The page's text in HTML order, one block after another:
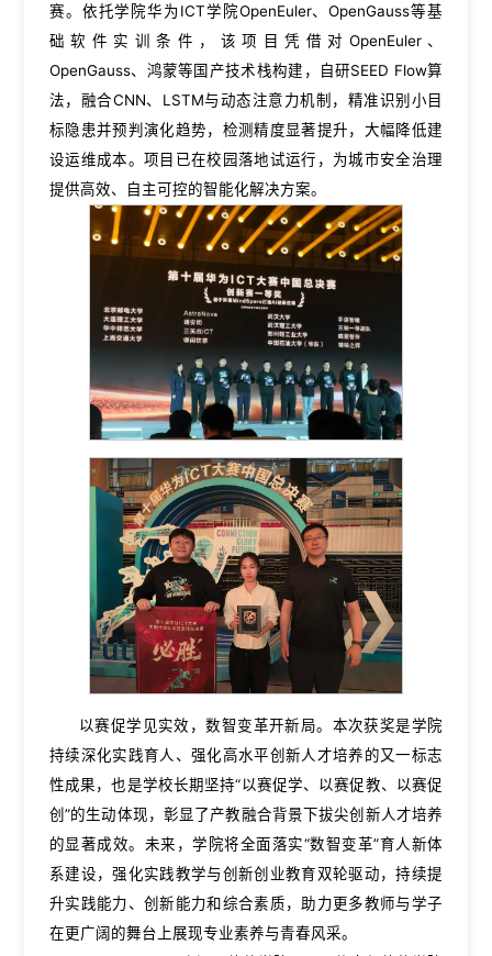
赛。依托学院华为ICT学院OpenEuler、OpenGauss等基
础软件实训条件，该项目凭借对OpenEuler、
OpenGauss、鸿蒙等国产技术栈构建，自研SEED Flow算
法，融合CNN、LSTM与动态注意力机制，精准识别小目
标隐患并预判演化趋势，检测精度显著提升，大幅降低建
设运维成本。项目已在校园落地试运行，为城市安全治理
提供高效、自主可控的智能化解决方案。
以赛促学见实效，数智变革开新局。本次获奖是学院
持续深化实践育人、强化高水平创新人才培养的又一标志
性成果，也是学校长期坚持“以赛促学、以赛促教、以赛促
创”的生动体现，彰显了产教融合背景下拔尖创新人才培养
的显著成效。未来，学院将全面落实“数智变革”育人新体
系建设，强化实践教学与创新创业教育双轮驱动，持续提
升实践能力、创新能力和综合素质，助力更多教师与学子
在更广阔的舞台上展现专业素养与青春风采。